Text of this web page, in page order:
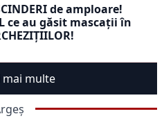
de amploare!
ce au găsit mascații în
mai multe